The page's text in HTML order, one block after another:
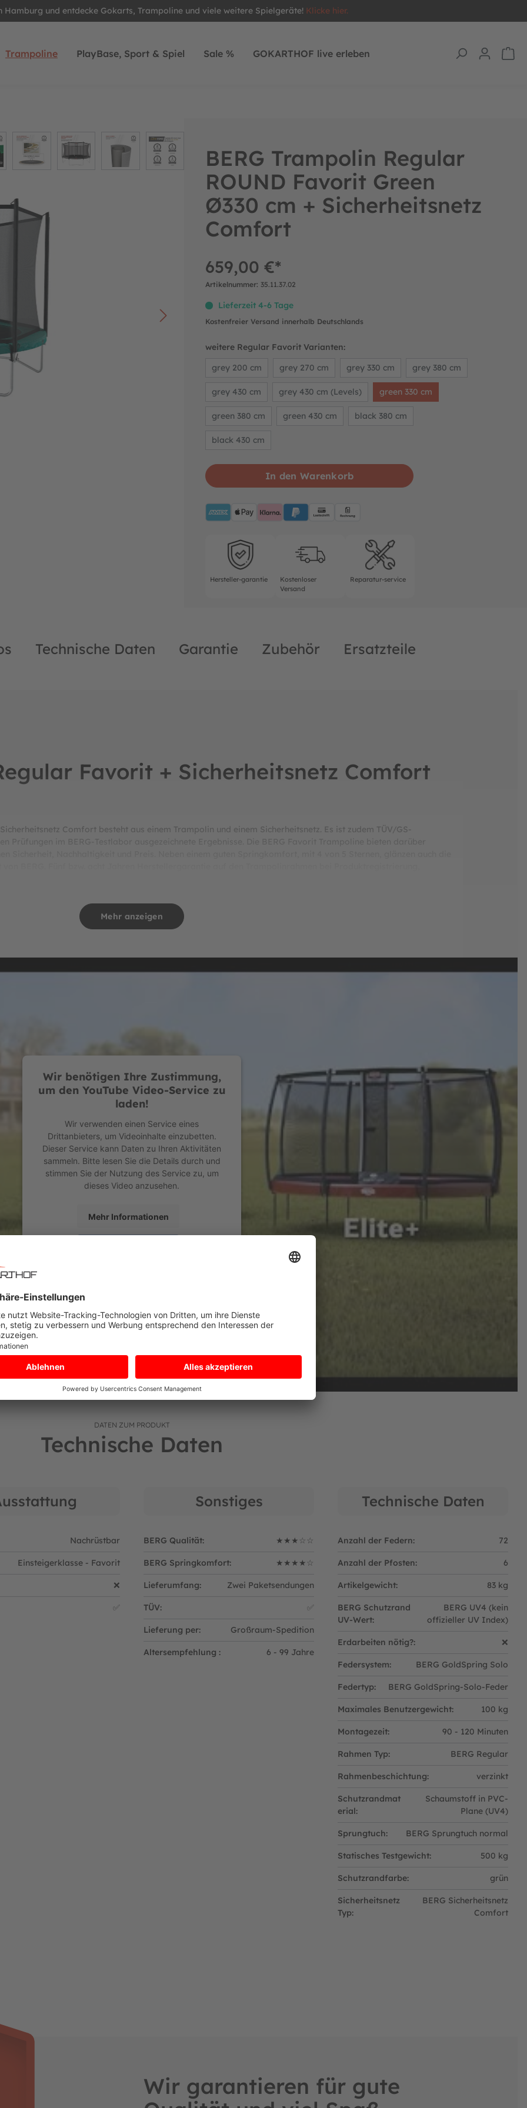
Hamburg und entdecke Gokarts, Trampoline und viele weitere Spielgeräte! Klicke hier.
Trampoline PlayBase, Sport & Spiel Sale % GOKARTHOF live erleben
BERG Trampolin Regular
ROUND Favorit Green
Ø330 cm + Sicherheitsnetz
Comfort
659,00 €*
Artikelnummer:35.11.37.02
Lieferzeit 4-6 Tage
Kostenfreier Versand innerhalb Deutschlands
weitere Regular Favorit Varianten:
grey 200 cm
grey 270 cm grey 330 cm grey 380 cm
grey 430 cm grey 430 cm (Levels) green 330 cm
green 380 cm green 430 cm black 380 cm
black 430 cm
In den Warenkorb
ApplePayKlarna PayPalBlueLastschrift
Hersteller-garantie
Hersteller-garantie
Kostenloser Versand
Kostenloser
Versand
Reparatur-service
Reparatur-service
Technische Daten Garantie Zubehör Ersatzteile
Favorit + Sicherheitsnetz Comfort
Comfort besteht aus einem Trampolin und einem Sicherheitsnetz. Es ist zudem TÜV/GS-
ausgesprochen korrosionsbeständig.
Klicksystem im Oberrahmen befestigt.
sind mit achtfacher Naht sehr solide am Sprungtuch befestigt.
und sorgt dafür, dass du den ganzen Tag lang schön leicht springen kannst.
Zinkschicht vollständig (von innen und außen) galvanisiert.
selbstschließendem Eingang, gekennzeichnet mit gut sichtbarem grünen Band
sich diese nicht lösen können
schwarzen Bezug, welcher mit einer Füllung dickem Schaumstoffs versehen ist.
des Sicherheitsnetzes an den Beinen des Trampolins
09094642
Mehr anzeigen
Wir benötigen Ihre Zustimmung,
um den YouTube Video-Service zu
laden!
Wir verwenden einen Service eines
Drittanbieters, um Videoinhalte einzubetten.
Dieser Service kann Daten zu Ihren Aktivitäten
sammeln. Bitte lesen Sie die Details durch und
stimmen Sie der Nutzung des Service zu, um
dieses Video anzusehen.
Mehr Informationen
DATEN ZUM PRODUKT
Technische Daten
Nachrüstbar
Einsteigerklasse - Favorit
❌
✅
Sonstiges
BERG Qualität: ★★★☆☆
BERG Springkomfort: ★★★★☆
Lieferumfang: Zwei Paketsendungen
TÜV: ✅
Lieferung per: Großraum-Spedition
Altersempfehlung : 6 - 99 Jahre
Technische Daten
Anzahl der Federn: 72
Anzahl der Pfosten: 6
Artikelgewicht: 83 kg
BERG Schutzrand
UV-Wert:
BERG UV4 (kein
offizieller UV Index)
Erdarbeiten nötig?: ❌
Federsystem: BERG GoldSpring Solo
Federtyp: BERG GoldSpring-Solo-Feder
Maximales Benutzergewicht: 100 kg
Montagezeit: 90 - 120 Minuten
Rahmen Typ: BERG Regular
Rahmenbeschichtung: verzinkt
Schutzrandmat
erial:
Schaumstoff in PVC-
Plane (UV4)
Sprungtuch: BERG Sprungtuch normal
Statisches Testgewicht: 500 kg
Schutzrandfarbe: grün
Sicherheitsnetz
Typ:
BERG Sicherheitsnetz
Comfort
Wir garantieren für gute